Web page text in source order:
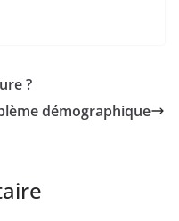
?
démographique